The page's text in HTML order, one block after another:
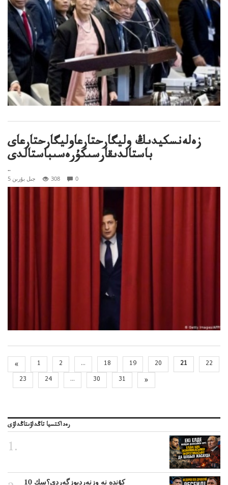
زەلەنسكيدىڭ وليگارحتارعاوليگارحتارعاى
باستالدىقارسىكۇرەسىباستالدى
..
5 جىل بۇرىن 308 0
« 1 2 ... 18 19 20 21
22
23
24 ... 30 31 »
رەداكتسيا تاڭداۋىتاڭداۋى
10 كۇندە نە وزنەردىوزگەردى؟سك